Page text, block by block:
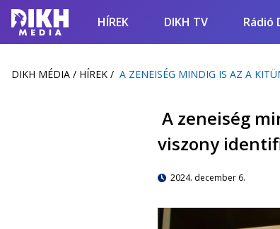
HÍREK DIKH TV Rádió
DIKH MÉDIA / HÍREK / A ZENEISÉG MINDIG IS AZ A
A zeneiség
viszony
2024. december 6.